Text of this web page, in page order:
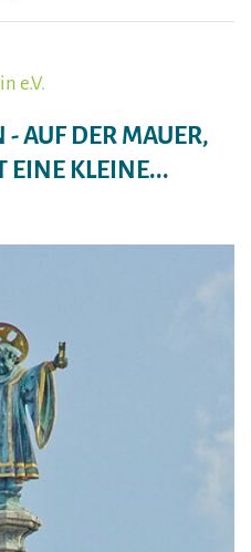
e.V.
- AUF DER MAUER,
EINE KLEINE...